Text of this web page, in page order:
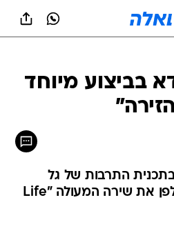
בביצוע מיוחד
התרבות של גל
אוחובסקי וביצעה באולפן את שירה המעולה "Life